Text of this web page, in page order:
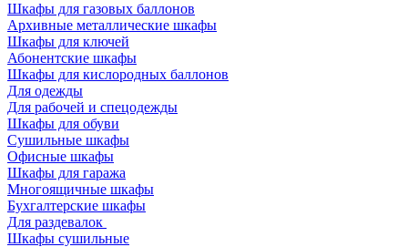
Шкафы для газовых баллонов
Архивные металлические шкафы
Шкафы для ключей
Абонентские шкафы
Шкафы для кислородных баллонов
Для одежды
Для рабочей и спецодежды
Шкафы для обуви
Сушильные шкафы
Офисные шкафы
Шкафы для гаража
Многоящичные шкафы
Бухгалтерские шкафы
Для раздевалок
Шкафы сушильные